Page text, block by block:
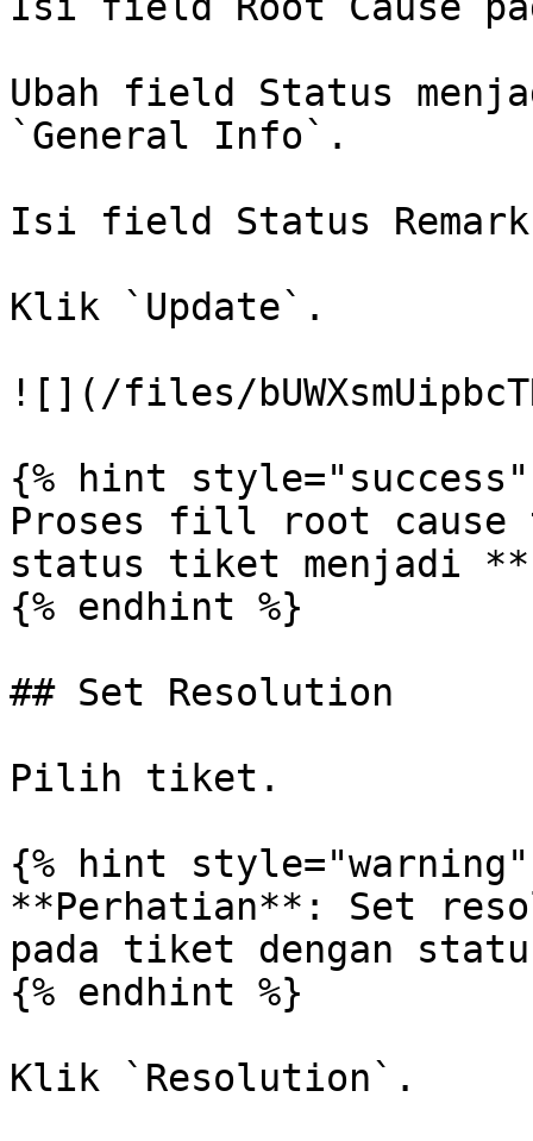
Ubah field Status
`General Info`.
Isi field Status
Klik `Update`.
![](/files/
{% hint style="success"
Proses fill root cause
status tiket menjadi
{% endhint %}
## Set Resolution
Pilih tiket.
{% hint style="warning"
**Perhatian**: Set
pada tiket dengan
{% endhint %}
Klik `Resolution`.